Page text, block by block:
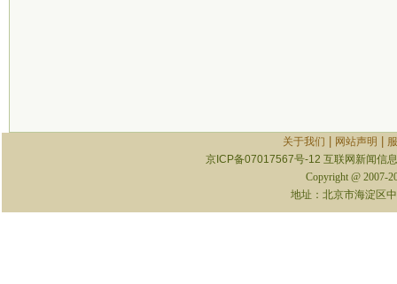
关于我们 网站声明
京ICP备07017567号-12 互联网新闻信
Copyright @ 2007-
地址：北京市海淀区